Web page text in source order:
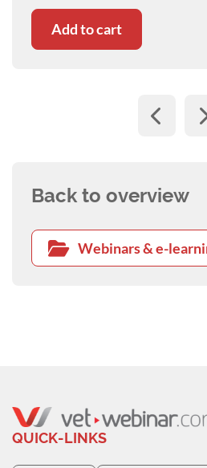
Back to overview
Webinars & e-
QUICK-LINKS